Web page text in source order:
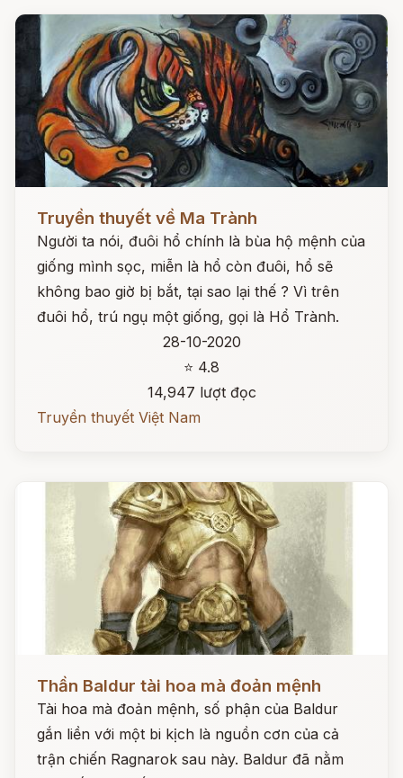
Đọc ngay
Truyền thuyết về Ma Trành
Người ta nói, đuôi hổ chính là bùa hộ mệnh của
giống mình sọc, miễn là hổ còn đuôi, hổ sẽ
không bao giờ bị bắt, tại sao lại thế ? Vì trên
đuôi hổ, trú ngụ một giống, gọi là Hổ Trành.
28-10-2020
⭐ 4.8
14,947 lượt đọc
Truyền thuyết Việt Nam
Đọc ngay
Thần Baldur tài hoa mà đoản mệnh
Tài hoa mà đoản mệnh, số phận của Baldur
gắn liền với một bi kịch là nguồn cơn của cả
trận chiến Ragnarok sau này. Baldur đã nằm